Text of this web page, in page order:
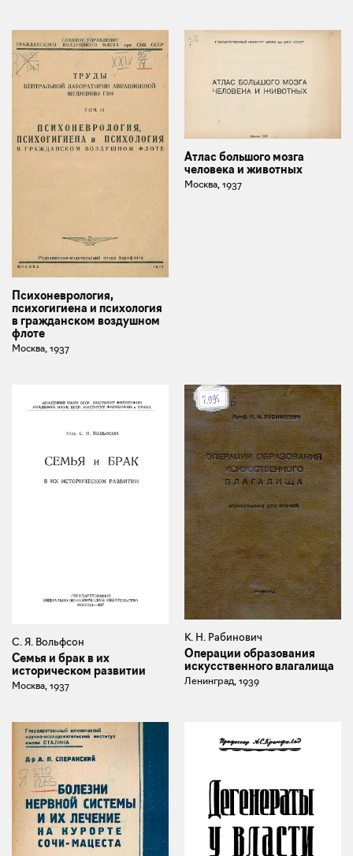
Психоневрология,
психогигиена и психология
в гражданском воздушном
флоте
Москва, 1937
Атлас большого мозга
человека и животных
Москва, 1937
С. Я. Вольфсон
Семья и брак в их
историческом развитии
Москва, 1937
К. Н. Рабинович
Операции образования
искусственного влагалища
Ленинград, 1939